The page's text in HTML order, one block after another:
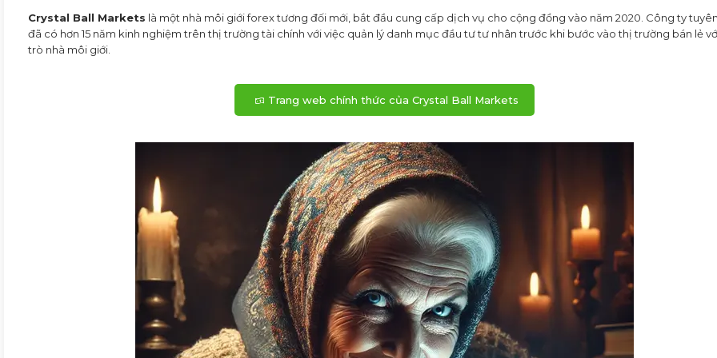
Crystal Ball Markets là một nhà môi giới forex tương đối mới, bắt đầu cung cấp dịch vụ cho cộng đồng vào năm 2020. Công ty
đã có hơn 15 năm kinh nghiệm trên thị trường tài chính với việc quản lý danh mục đầu tư tư nhân trước khi bước vào thị trường bán lẻ
trò nhà môi giới.
Trang web chính thức của Crystal Ball Markets